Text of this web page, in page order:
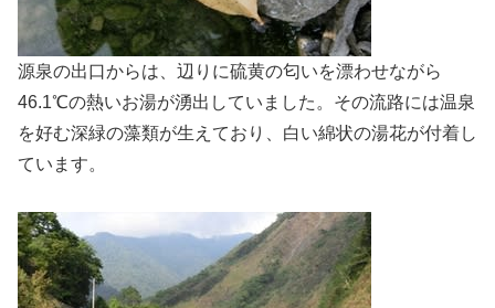
源泉の出口からは、辺りに硫黄の匂いを漂わせながら
46.1℃の熱いお湯が湧出していました。その流路には温泉
を好む深緑の藻類が生えており、白い綿状の湯花が付着し
ています。